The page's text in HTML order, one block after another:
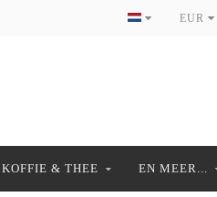
EUR
KOFFIE & THEE EN MEER...